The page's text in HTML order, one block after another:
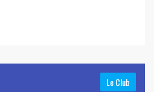
Le Club